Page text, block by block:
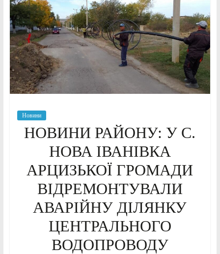
Новини
НОВИНИ РАЙОНУ: У С.
НОВА ІВАНІВКА
АРЦИЗЬКОЇ ГРОМАДИ
ВІДРЕМОНТУВАЛИ
АВАРІЙНУ ДІЛЯНКУ
ЦЕНТРАЛЬНОГО
ВОДОПРОВОДУ